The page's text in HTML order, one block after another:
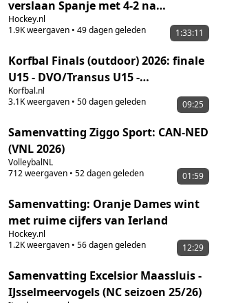
verslaan Spanje met 4-2 na
bliksemstart
Hockey.nl
1.9Kweergaven • 49 dagen geleden 1:33:11
Korfbal Finals (outdoor) 2026: finale
U15 - DVO/Transus U15 -
Fortuna/Ruitenheer U15
Korfbal.nl
3.1Kweergaven • 50 dagen geleden 09:25
Samenvatting Ziggo Sport: CAN-NED
(VNL 2026)
VolleybalNL
712weergaven • 52 dagen geleden 01:59
Samenvatting: Oranje Dames wint
met ruime cijfers van Ierland
Hockey.nl
1.2Kweergaven • 56 dagen geleden 12:29
Samenvatting Excelsior Maassluis -
IJsselmeervogels (NC seizoen 25/26)